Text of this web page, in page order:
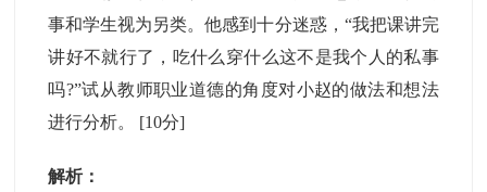
事和学生视为另类。他感到十分迷惑，“我把课讲完
讲好不就行了，吃什么穿什么这不是我个人的私事
吗?”试从教师职业道德的角度对小赵的做法和想法
进行分析。 [10分]
解析：